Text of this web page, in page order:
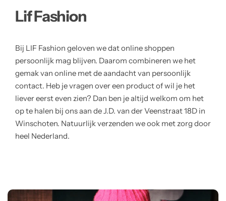
Lif Fashion
Bij LIF Fashion geloven we dat online shoppen
persoonlijk mag blijven. Daarom combineren we het
gemak van online met de aandacht van persoonlijk
contact. Heb je vragen over een product of wil je het
liever eerst even zien? Dan ben je altijd welkom om het
op te halen bij ons aan de J.D. van der Veenstraat 18D in
Winschoten. Natuurlijk verzenden we ook met zorg door
heel Nederland.